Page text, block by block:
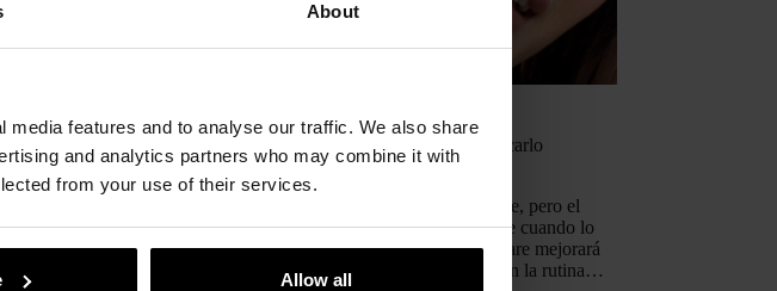
About
features and to analyse our traffic. We also share
and analytics partners who may combine it with
from your use of their services.
Allow all
la piel
mejor forma
Para qué sirve el contorno de ojos y cómo aplicarlo
correctamente
No siempre le damos la importancia que merece, pero el
contorno de ojos se convierte en imprescindible cuando lo
pruebas. Añadir este paso en tu rutina de skincare mejorará
mucho la apariencia de tu mirada; es esencial en la rutina…